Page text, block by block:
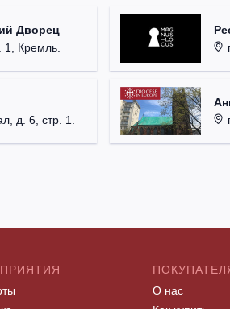
Дворец
1, Кремль.
д. 6, стр. 1.
О нас